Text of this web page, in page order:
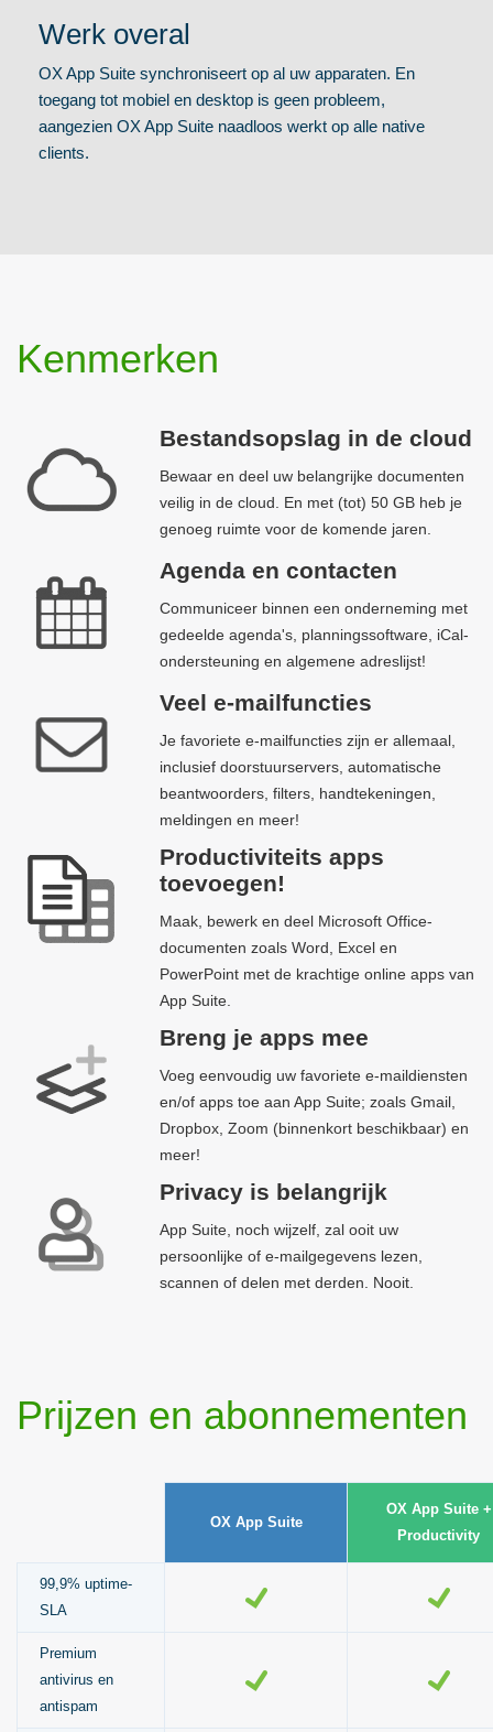
Werk overal
OX App Suite synchroniseert op al uw apparaten. En
toegang tot mobiel en desktop is geen probleem,
aangezien OX App Suite naadloos werkt op alle native
clients.
Kenmerken
Bestandsopslag in de cloud
Bewaar en deel uw belangrijke documenten
veilig in de cloud. En met (tot) 50 GB heb je
genoeg ruimte voor de komende jaren.
Agenda en contacten
Communiceer binnen een onderneming met
gedeelde agenda's, planningssoftware, iCal-
ondersteuning en algemene adreslijst!
Veel e-mailfuncties
Je favoriete e-mailfuncties zijn er allemaal,
inclusief doorstuurservers, automatische
beantwoorders, filters, handtekeningen,
meldingen en meer!
Productiviteits apps
toevoegen!
Maak, bewerk en deel Microsoft Office-
documenten zoals Word, Excel en
PowerPoint met de krachtige online apps van
App Suite.
Breng je apps mee
Voeg eenvoudig uw favoriete e-maildiensten
en/of apps toe aan App Suite; zoals Gmail,
Dropbox, Zoom (binnenkort beschikbaar) en
meer!
Privacy is belangrijk
App Suite, noch wijzelf, zal ooit uw
persoonlijke of e-mailgegevens lezen,
scannen of delen met derden. Nooit.
Prijzen en abonnementen
OX App Suite
OX App Suite +
Productivity
99,9% uptime-
SLA
Premium
antivirus en
antispam